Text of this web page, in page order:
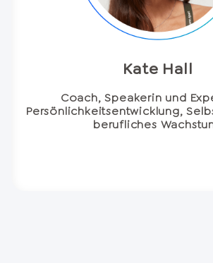
Kate Hall
Coach, Speakerin und
Persönlichkeitsentwicklung,
berufliches